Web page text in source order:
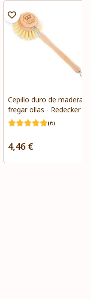
Cepillo duro de madera
fregar ollas - Redecker
(6)
4,46 €